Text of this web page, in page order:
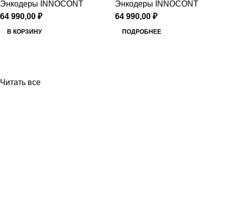
Энкодеры INNOCONT
64 990,00 ₽
В КОРЗИНУ
Энкодеры INNOCONT
64 990,00 ₽
ПОДРОБНЕЕ
Читать все